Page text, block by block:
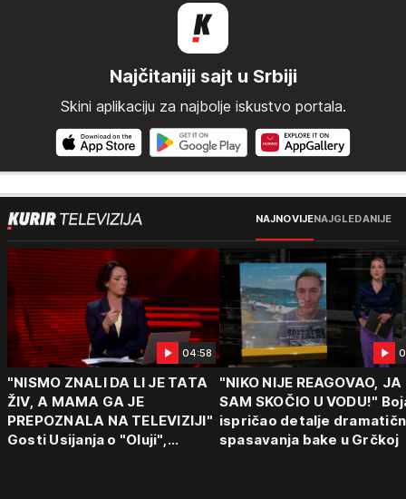
Najčitaniji sajt u Srbiji
Skini aplikaciju za najbolje iskustvo portala.
NAJNOVIJENAJGLEDANIJE
04:58
"NISMO ZNALI DA LI JE TATA
ŽIV, A MAMA GA JE
PREPOZNALA NA TELEVIZIJI"
Gosti Usijanja o "Oluji",
"NIKO NIJE REAGOVAO, JA
SAM SKOČIO U VODU!"
ispričao detalje
spasavanja bake u Grčkoj